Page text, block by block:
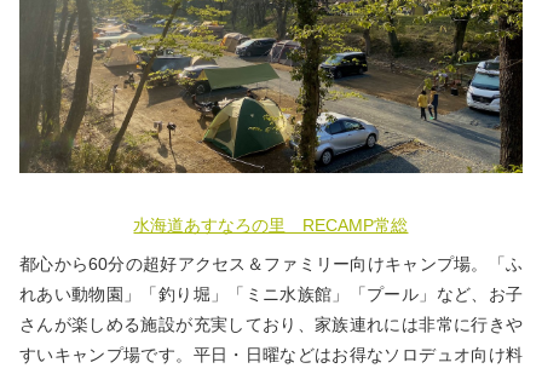
水海道あすなろの里 RECAMP常総
都心から60分の超好アクセス＆ファミリー向けキャンプ場。「ふ
れあい動物園」「釣り堀」「ミニ水族館」「プール」など、お子
さんが楽しめる施設が充実しており、家族連れには非常に行きや
すいキャンプ場です。平日・日曜などはお得なソロデュオ向け料